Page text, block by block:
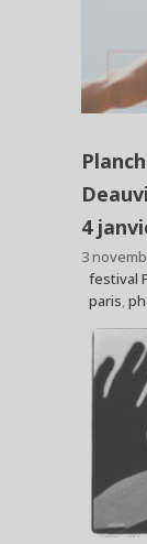
4
3
festival
paris,